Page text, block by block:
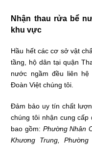
Nhận thau rửa bể
khu vực
Hầu hết các cơ sở vật
tầng, hộ dân tại quận
nước ngầm đều liên
Đoàn Việt chúng tôi.
Đảm bảo uy tín chất
chúng tôi nhận cung
bao gồm: Phường Nhân
Khương Trung,